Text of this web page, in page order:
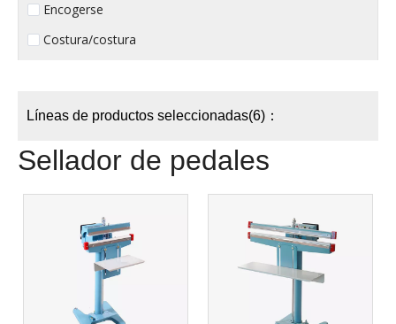
Encogerse
Costura/costura
Líneas de productos seleccionadas(6)：
Sellador de pedales